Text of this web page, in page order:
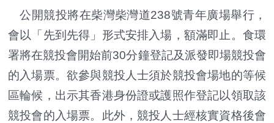
公開競投將在柴灣柴灣道238號青年廣場舉行，
會以「先到先得」形式安排入場，額滿即止。食環
署將在競投會開始前30分鐘登記及派發即場競投會
的入場票。欲參與競投人士須於競投會場地的等候
區輪候，出示其香港身份證或護照作登記以領取該
競投會的入場票。此外，競投人士經核實資格後會